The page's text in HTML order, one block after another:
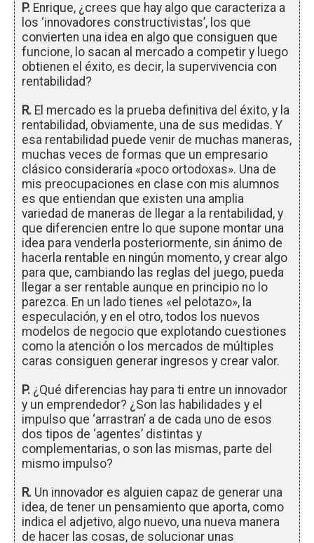
P. Enrique, ¿crees que hay algo que caracteriza a
los ‘innovadores constructivistas’, los que
convierten una idea en algo que consiguen que
funcione, lo sacan al mercado a competir y luego
obtienen el éxito, es decir, la supervivencia con
rentabilidad?
R. El mercado es la prueba definitiva del éxito, y la
rentabilidad, obviamente, una de sus medidas. Y
esa rentabilidad puede venir de muchas maneras,
muchas veces de formas que un empresario
clásico consideraría «poco ortodoxas». Una de
mis preocupaciones en clase con mis alumnos
es que entiendan que existen una amplia
variedad de maneras de llegar a la rentabilidad, y
que diferencien entre lo que supone montar una
idea para venderla posteriormente, sin ánimo de
hacerla rentable en ningún momento, y crear algo
para que, cambiando las reglas del juego, pueda
llegar a ser rentable aunque en principio no lo
parezca. En un lado tienes «el pelotazo», la
especulación, y en el otro, todos los nuevos
modelos de negocio que explotando cuestiones
como la atención o los mercados de múltiples
caras consiguen generar ingresos y crear valor.
P. ¿Qué diferencias hay para ti entre un innovador
y un emprendedor? ¿Son las habilidades y el
impulso que ‘arrastran’ a de cada uno de esos
dos tipos de ‘agentes’ distintas y
complementarias, o son las mismas, parte del
mismo impulso?
R. Un innovador es alguien capaz de generar una
idea, de tener un pensamiento que aporta, como
indica el adjetivo, algo nuevo, una nueva manera
de hacer las cosas, de solucionar unas